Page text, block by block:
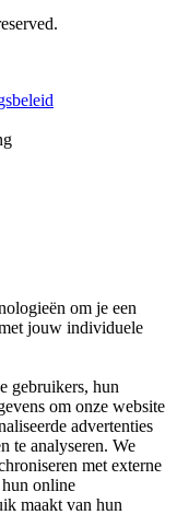
om je een
jouw individuele
gebruikers, hun
om onze website
advertenties
te analyseren. We
met externe
hun online
maakt van hun